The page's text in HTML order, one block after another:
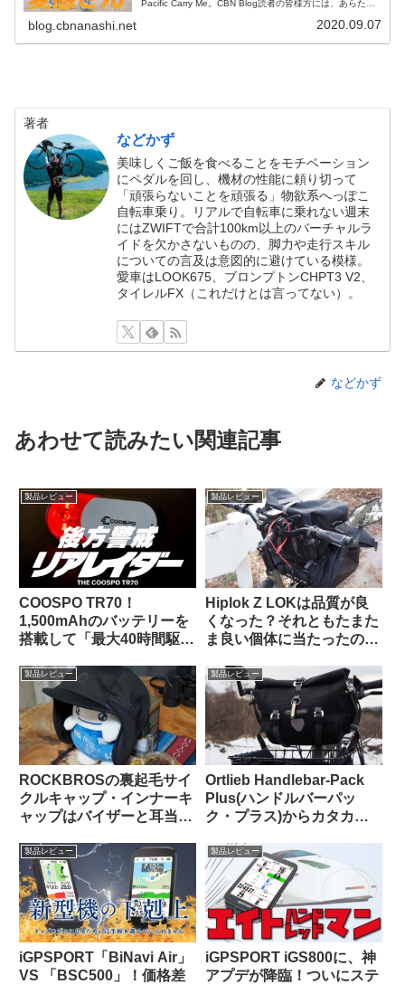
Pacific Carry Me。CBN Blog読者の皆様方には、あらため
blog.cbnanashi.net 2020.09.07
著者
などかず
美味しくご飯を食べることをモチベーション
にペダルを回し、機材の性能に頼り切って
「頑張らないことを頑張る」物欲系へっぽこ
自転車乗り。リアルで自転車に乗れない週末
にはZWIFTで合計100km以上のバーチャルラ
イドを欠かさないものの、脚力や走行スキル
についての言及は意図的に避けている模様。
愛車はLOOK675、ブロンプトンCHPT3 V2、
タイレルFX（これだけとは言ってない）。
などかず
あわせて読みたい関連記事
製品レビュー
COOSPO TR70！
1,500mAhのバッテリーを
搭載して「最大40時間駆
ダーが爆誕！！【クーポン
あります】
製品レビュー
Hiplok Z LOKは品質が良
くなった？それともたまた
ま良い個体に当たったの
製品レビュー
ROCKBROSの裏起毛サイ
クルキャップ・インナーキ
ャップはバイザーと耳当て
冬の高強度ライドにも良し
製品レビュー
Ortlieb Handlebar-Pack
Plus(ハンドルバーパッ
ク・プラス)からカタカタ
はこれだった【豆感想】
製品レビュー
iGPSPORT「BiNavi Air」
VS 「BSC500」！価格差
製品レビュー
iGPSPORT iGS800に、神
アプデが降臨！ついにステ